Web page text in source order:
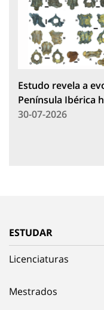
Estudo revela a
Península Ibérica
30-07-2026
ESTUDAR
Licenciaturas
Mestrados